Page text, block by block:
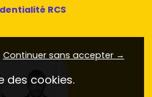
et extérieurs.
les familles.Prix neuf
€/m²
parking, niveaux de
RCS
Continuer sans accepter →
des cookies.